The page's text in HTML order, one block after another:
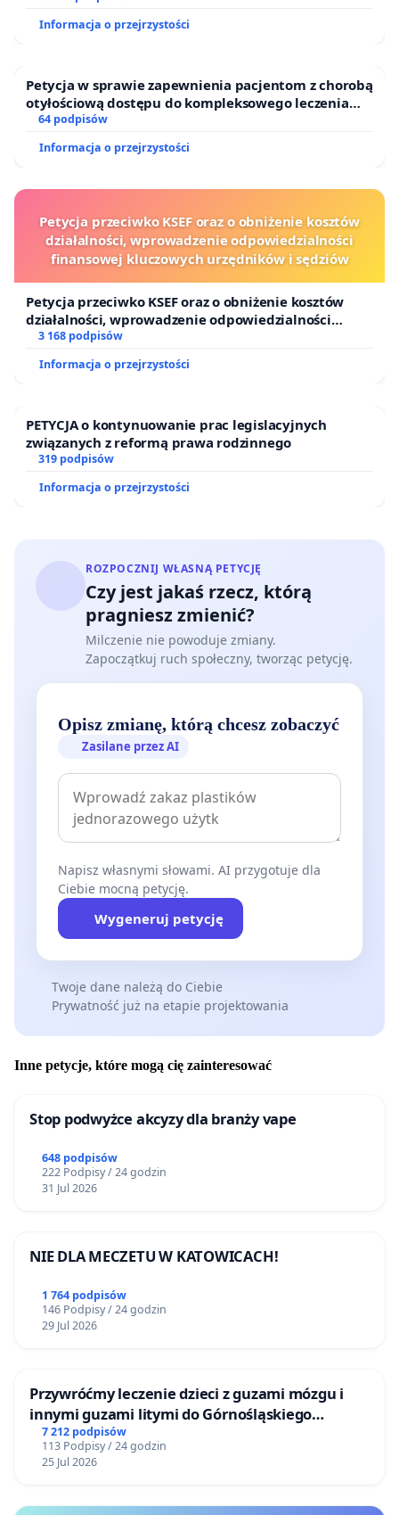
Informacja o przejrzystości
Petycja w sprawie zapewnienia pacjentom z chorobą
otyłościową dostępu do kompleksowego leczenia
oraz programów profilaktycznych.
64 podpisów
Informacja o przejrzystości
Petycja przeciwko KSEF oraz o obniżenie kosztów
działalności, wprowadzenie odpowiedzialności
finansowej kluczowych urzędników i sędziów
Petycja przeciwko KSEF oraz o obniżenie kosztów
działalności, wprowadzenie odpowiedzialności
finansowej kluczowych urzędników i sędziów
3 168 podpisów
Informacja o przejrzystości
PETYCJA o kontynuowanie prac legislacyjnych
związanych z reformą prawa rodzinnego
319 podpisów
Informacja o przejrzystości
ROZPOCZNIJ WŁASNĄ PETYCJĘ
Czy jest jakaś rzecz, którą
pragniesz zmienić?
Milczenie nie powoduje zmiany.
Zapoczątkuj ruch społeczny, tworząc petycję.
Opisz zmianę, którą chcesz zobaczyć
Zasilane przez AI
Napisz własnymi słowami. AI przygotuje dla
Ciebie mocną petycję.
Wygeneruj petycję
Twoje dane należą do Ciebie
Prywatność już na etapie projektowania
Inne petycje, które mogą cię zainteresować
Stop podwyżce akcyzy dla branży vape
648 podpisów
222 Podpisy / 24 godzin
31 Jul 2026
NIE DLA MECZETU W KATOWICACH!
1 764 podpisów
146 Podpisy / 24 godzin
29 Jul 2026
Przywróćmy leczenie dzieci z guzami mózgu i
innymi guzami litymi do Górnośląskiego
Centrum Zdrowia Dziecka w Katowicach
7 212 podpisów
113 Podpisy / 24 godzin
25 Jul 2026